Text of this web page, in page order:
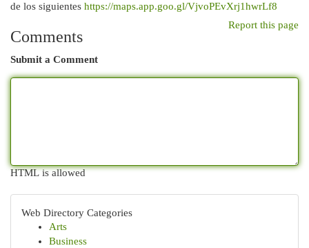
de los siguientes https://maps.app.goo.gl/VjvoPEvXrj1hwrLf8
Report this page
Comments
Submit a Comment
HTML is allowed
Web Directory Categories
Arts
Business